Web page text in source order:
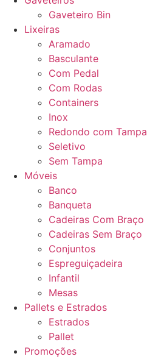
Gaveteiro Bin
Lixeiras
Aramado
Basculante
Com Pedal
Com Rodas
Containers
Inox
Redondo com Tampa
Seletivo
Sem Tampa
Móveis
Banco
Banqueta
Cadeiras Com Braço
Cadeiras Sem Braço
Conjuntos
Espreguiçadeira
Infantil
Mesas
Pallets e Estrados
Estrados
Pallet
Promoções